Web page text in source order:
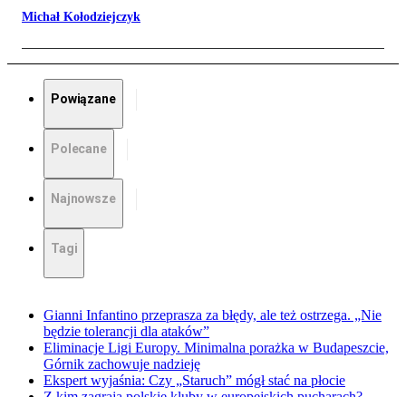
Michał Kołodziejczyk
Powiązane
Polecane
Najnowsze
Tagi
Gianni Infantino przeprasza za błędy, ale też ostrzega. „Nie
będzie tolerancji dla ataków”
Eliminacje Ligi Europy. Minimalna porażka w Budapeszcie,
Górnik zachowuje nadzieję
Ekspert wyjaśnia: Czy „Staruch” mógł stać na płocie